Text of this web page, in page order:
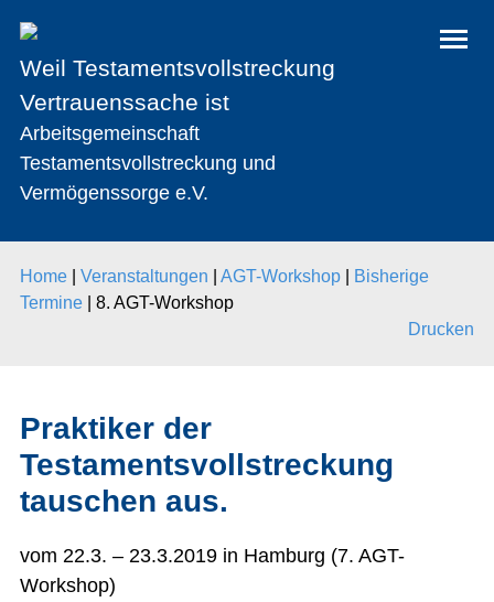
Weil Testamentsvollstreckung
Vertrauenssache ist
Arbeitsgemeinschaft
Testamentsvollstreckung und
Vermögenssorge e.V.
Home| Veranstaltungen AGT-Workshop|
Bisherige
Termine| 8. AGT-Workshop
Drucken
Praktiker der
Testamentsvollstreckung
tauschen aus.
vom 22.3. – 23.3.2019 in Hamburg (7. AGT-
Workshop)